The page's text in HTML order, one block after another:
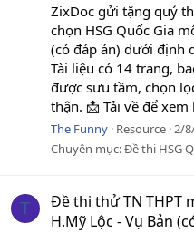
ZixDoc gửi tặng quý
chọn HSG Quốc Gia
(có đáp án) dưới định
Tài liệu có 14 trang,
được sưu tầm, chọn
thận. 📩 Tải về để xem
The Funny Resource 2/
Chuyên mục:Đề thi HSG
T
Đề thi thử TN THPT
H.Mỹ Lộc - Vụ Bản